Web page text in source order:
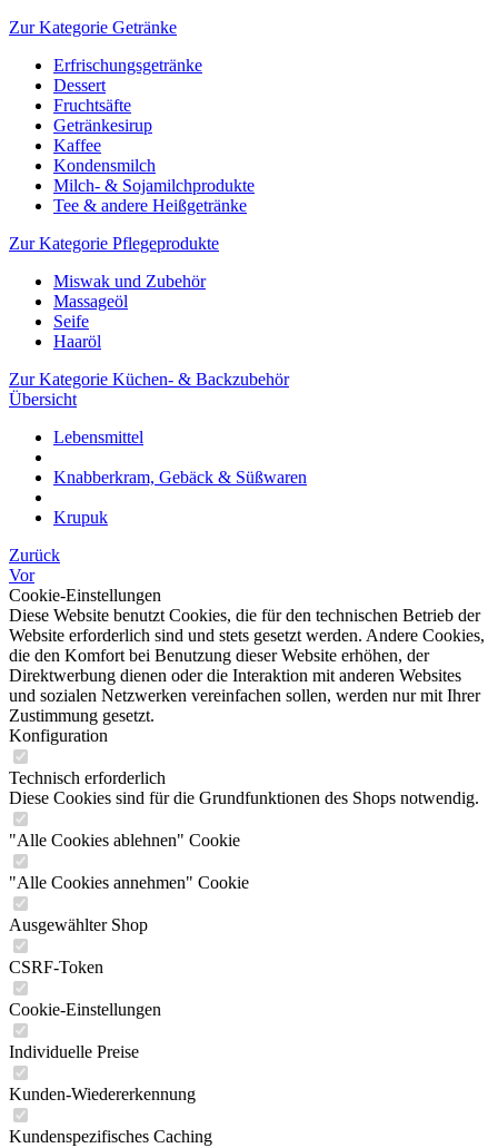
Zur Kategorie Getränke
Erfrischungsgetränke
Dessert
Fruchtsäfte
Getränkesirup
Kaffee
Kondensmilch
Milch- & Sojamilchprodukte
Tee & andere Heißgetränke
Zur Kategorie Pflegeprodukte
Miswak und Zubehör
Massageöl
Seife
Haaröl
Zur Kategorie Küchen- & Backzubehör
Übersicht
Lebensmittel
Knabberkram, Gebäck & Süßwaren
Krupuk
Zurück
Vor
Cookie-Einstellungen
Diese Website benutzt Cookies, die für den technischen Betrieb der
Website erforderlich sind und stets gesetzt werden. Andere Cookies,
die den Komfort bei Benutzung dieser Website erhöhen, der
Direktwerbung dienen oder die Interaktion mit anderen Websites
und sozialen Netzwerken vereinfachen sollen, werden nur mit Ihrer
Zustimmung gesetzt.
Konfiguration
Technisch erforderlich
Diese Cookies sind für die Grundfunktionen des Shops notwendig.
"Alle Cookies ablehnen" Cookie
"Alle Cookies annehmen" Cookie
Ausgewählter Shop
CSRF-Token
Cookie-Einstellungen
Individuelle Preise
Kunden-Wiedererkennung
Kundenspezifisches Caching